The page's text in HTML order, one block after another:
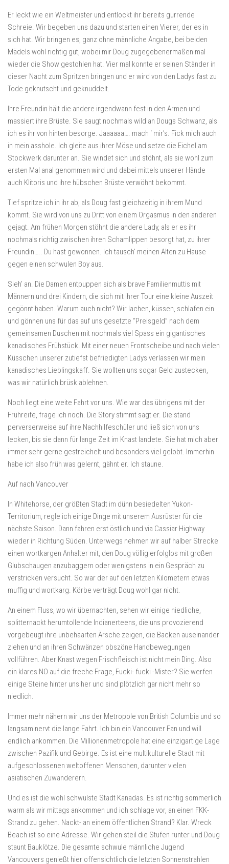
Er leckt wie ein Weltmeister und entlockt ihr bereits gurrende
Schreie. Wir begeben uns dazu und starten einen Vierer, der es in
sich hat. Wir bringen es, ganz ohne männliche Angabe, bei beiden
Mädels wohl richtig gut, wobei mir Doug zugegebenermaßen mal
wieder die Show gestohlen hat. Vier mal konnte er seinen Ständer in
dieser Nacht zum Spritzen bringen und er wird von den Ladys fast zu
Tode geknutscht und geknuddelt.
Ihre Freundin hält die andere irgendwann fest in den Armen und
massiert ihre Brüste. Sie saugt nochmals wild an Dougs Schwanz, als
ich es ihr von hinten besorge. Jaaaaaa…. mach ‘ mir’s. Fick mich auch
in mein asshole. Ich gleite aus ihrer Möse und setze die Eichel am
Stockwerk darunter an. Sie windet sich und stöhnt, als sie wohl zum
ersten Mal anal genommen wird und dabei mittels unserer Hände
auch Klitoris und ihre hübschen Brüste verwöhnt bekommt.
Tief spritze ich in ihr ab, als Doug fast gleichzeitig in ihrem Mund
kommt. Sie wird von uns zu Dritt von einem Orgasmus in den anderen
gejagt. Am frühen Morgen stöhnt die andere Lady, als er es ihr
nochmals richtig zwischen ihren Schamlippen besorgt hat, zu ihrer
Freundin….. Du hast gewonnen. Ich tausch’ meinen Alten zu Hause
gegen einen schwulen Boy aus.
Sieh’ an. Die Damen entpuppen sich als brave Familienmuttis mit
Männern und drei Kindern, die sich mit ihrer Tour eine kleine Auszeit
gegönnt haben. Warum auch nicht? Wir lachen, küssen, schlafen ein
und gönnen uns für das auf uns gesetzte “Preisgeld” nach dem
gemeinsamen Duschen mit nochmals viel Spass ein gigantisches
kanadisches Frühstück. Mit einer neuen Frontscheibe und nach vielen
Küsschen unserer zutiefst befriedigten Ladys verlassen wir mein
kanadisches Lieblingskaff. Sie wollten uns sogar Geld zustecken,
was wir natürlich brüsk ablehnen.
Noch liegt eine weite Fahrt vor uns. Wie war das übrigens mit der
Frühreife, frage ich noch. Die Story stimmt sagt er. Die stand
perverserweise auf ihre Nachhilfeschüler und ließ sich von uns
lecken, bis sie dann für lange Zeit im Knast landete. Sie hat mich aber
immer sehr gerne gestreichelt und besonders viel gelobt. Immerhin
habe ich also früh was gelernt, gähnt er. Ich staune.
Auf nach Vancouver
In Whitehorse, der größten Stadt im dünn besiedelten Yukon-
Territorium, regle ich einige Dinge mit unserem Ausrüster für die
nächste Saison. Dann fahren erst östlich und via Cassiar Highway
wieder in Richtung Süden. Unterwegs nehmen wir auf halber Strecke
einen wortkargen Anhalter mit, den Doug völlig erfolglos mit großen
Glubschaugen anzubaggern oder wenigstens in ein Gespräch zu
verstricken versucht. So war der auf den letzten Kilometern etwas
muffig und wortkarg. Körbe verträgt Doug wohl gar nicht.
An einem Fluss, wo wir übernachten, sehen wir einige niedliche,
splitternackt herumtollende Indianerteens, die uns provozierend
vorgebeugt ihre unbehaarten Ärsche zeigen, die Backen auseinander
ziehen und an ihren Schwänzen obszöne Handbewegungen
vollführen. Aber Knast wegen Frischfleisch ist nicht mein Ding. Also
ein klares NO auf die freche Frage, Fucki- fucki -Mister? Sie werfen
einige Steine hinter uns her und sind plötzlich gar nicht mehr so
niedlich.
Immer mehr nähern wir uns der Metropole von British Columbia und so
langsam nervt die lange Fahrt. Ich bin ein Vancouver Fan und will
endlich ankommen. Die Millionenmetropole hat eine einzigartige Lage
zwischen Pazifik und Gebirge. Es ist eine multikulturelle Stadt mit
aufgeschlossenen weltoffenen Menschen, darunter vielen
asiatischen Zuwanderern.
Und es ist die wohl schwulste Stadt Kanadas. Es ist richtig sommerlich
warm als wir mittags ankommen und ich schlage vor, an einen FKK-
Strand zu gehen. Nackt- an einem öffentlichen Strand? Klar. Wreck
Beach ist so eine Adresse. Wir gehen steil die Stufen runter und Doug
staunt Bauklötze. Die gesamte schwule männliche Jugend
Vancouvers genießt hier offensichtlich die letzten Sonnenstrahlen